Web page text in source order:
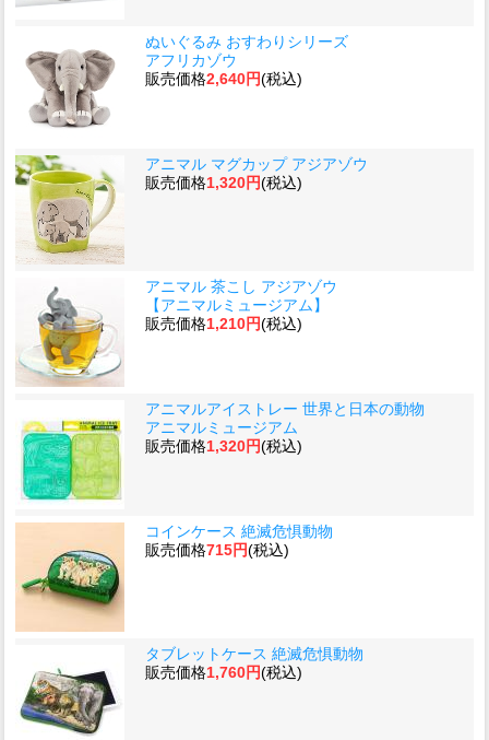
ぬいぐるみ おすわりシリーズ
アフリカゾウ
販売価格2,640円(税込)
アニマル マグカップ アジアゾウ
販売価格1,320円(税込)
アニマル 茶こし アジアゾウ
【アニマルミュージアム】
販売価格1,210円(税込)
アニマルアイストレー 世界と日本の動物
アニマルミュージアム
販売価格1,320円(税込)
コインケース 絶滅危惧動物
販売価格715円(税込)
タブレットケース 絶滅危惧動物
販売価格1,760円(税込)